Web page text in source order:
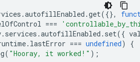
.autofillEnabled .get({},
===
. services .autofillEnabled . set({
. lastError === undefined)
{
( "Hooray, it worked!" );